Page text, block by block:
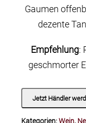
Gaumen
dezente
Empfehlung:
geschmorter
Jetzt Händler
Kategorien:Wein,